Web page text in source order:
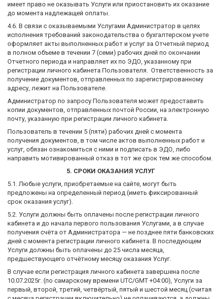
имеет право не оказывать Услуги или приостановить их оказание
до момента надлежащей оплаты.
4.6. В связи с оказываемыми Услугами Администратор в целях
исполнения требований законодательства о бухгалтерском учете
оформляет акты выполненных работ и услуг за Отчетный период
в полном объеме в течении 7 (семи) рабочих дней по окончании
Отчетного периода и направляет их по ЭДО, указанному при
регистрации личного кабинета Пользователя. Ответственность за
получение документов, отправленных по зарегистрированному
адресу, лежит на Пользователе.
Администратор по запросу Пользователя может предоставить
копии документов, отправленных почтой России, на электронную
почту, указанную при регистрации личного кабинета.
Пользователь в течении 5 (пяти) рабочих дней с момента
получения документов, в том числе актов выполненных работ и
услуг, обязан ознакомиться с ними и подписать в ЭДО, либо
направить мотивированный отказ в тот же срок тем же способом.
5. СРОКИ ОКАЗАНИЯ УСЛУГ
5.1. Любые услуги, приобретаемые на сайте, могут быть
предложены на определенный период (иметь фиксированный
срок оказания услуг).
5.2. Услуги должны быть оплачены после регистрации личного
кабинета и до начала первого пользования Услугами, а в случае
получения счёта от Администратора — не позднее пяти банковских
дней с момента регистрации личного кабинета. В последующем
Услуги должны быть оплачены до 25 числа месяца,
предшествующего отчётному месяцу оказания Услуг.
В случае если регистрация личного кабинета завершена после
10.07.2025г. (по самарскому времени UTC/GMT +04:00), Услуги за
первый, второй, третий, четвёртый, пятый и шестой месяц (считая